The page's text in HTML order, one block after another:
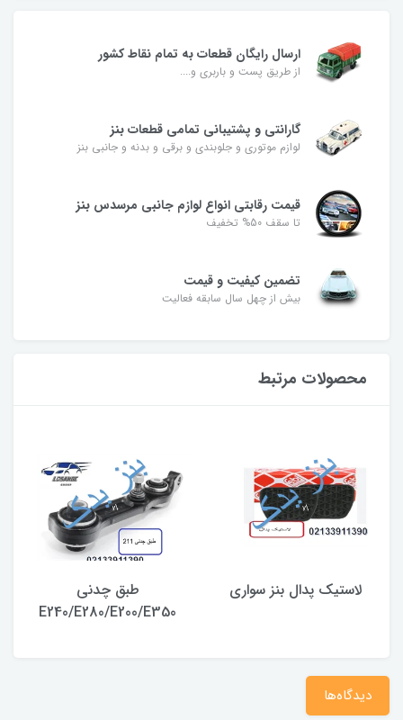
ارسال رایگان قطعات به تمام نقاط کشور
از طریق پست و باربری و....
گارانتی و پشتیبانی تمامی قطعات بنز
لوازم موتوری و جلوبندی و برقی و بدنه و جانبی بنز
قیمت رقابتی انواع لوازم جانبی مرسدس بنز
تا سقف 50% تخفیف
تضمین کیفیت و قیمت
بیش از چهل سال سابقه فعالیت
محصولات مرتبط
لاستیک پدال بنز سواری
طبق چدنی
E240/E280/E200/E350
دیدگاه‌ها